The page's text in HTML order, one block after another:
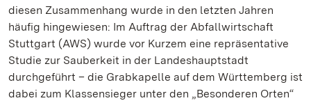
diesen Zusammenhang wurde in den letzten Jahren
häufig hingewiesen: Im Auftrag der Abfallwirtschaft
Stuttgart (AWS) wurde vor Kurzem eine repräsentative
Studie zur Sauberkeit in der Landeshauptstadt
durchgeführt – die Grabkapelle auf dem Württemberg ist
dabei zum Klassensieger unter den „Besonderen Orten“